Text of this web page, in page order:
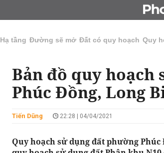
ĐẤU
Hạ tầng Đường sẽ mở Đất có quy hoạch Quy
Bản đồ quy
Phúc Đồng, Long
Tiến Dũng 22:28 | 04/04/2021
Quy hoạch sử dụng đất phường